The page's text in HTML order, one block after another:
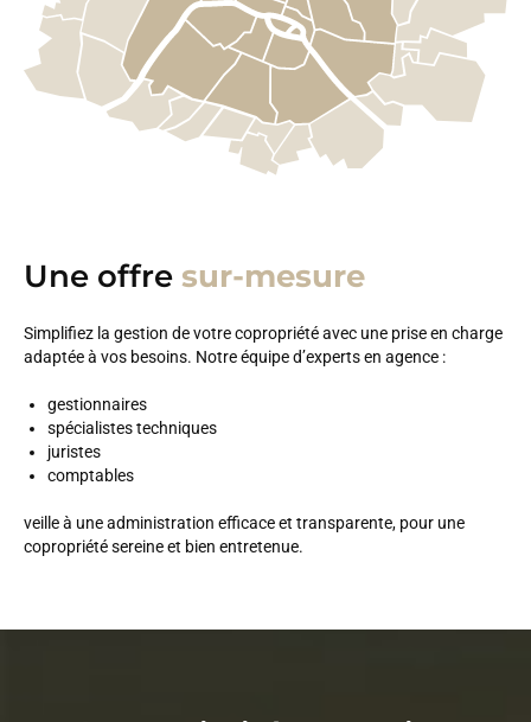
Une offre sur-mesure
Simplifiez la gestion de votre copropriété avec une prise en charge
adaptée à vos besoins. Notre équipe d’experts en agence :
gestionnaires
spécialistes techniques
juristes
comptables
veille à une administration efficace et transparente, pour une
copropriété sereine et bien entretenue.